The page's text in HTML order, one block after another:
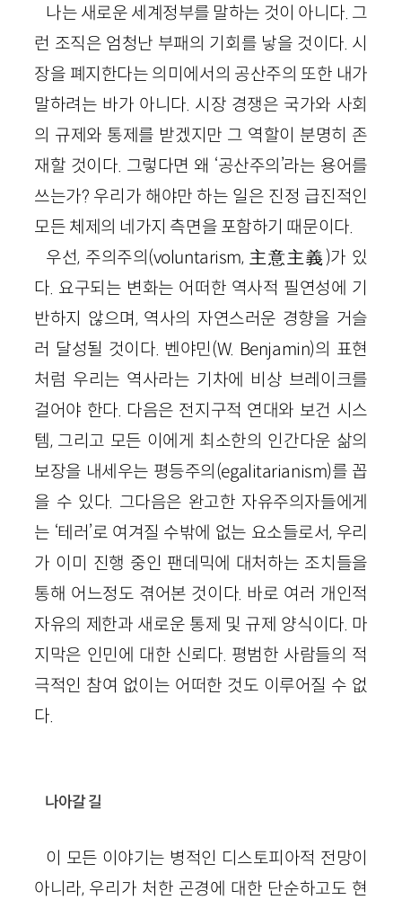
나는 새로운 세계정부를 말하는 것이 아니다. 그
런 조직은 엄청난 부패의 기회를 낳을 것이다. 시
장을 폐지한다는 의미에서의 공산주의 또한 내가
말하려는 바가 아니다. 시장 경쟁은 국가와 사회
의 규제와 통제를 받겠지만 그 역할이 분명히 존
재할 것이다. 그렇다면 왜 ‘공산주의’라는 용어를
쓰는가? 우리가 해야만 하는 일은 진정 급진적인
모든 체제의 네가지 측면을 포함하기 때문이다.
우선, 주의주의(voluntarism, 主意主義)가 있
다. 요구되는 변화는 어떠한 역사적 필연성에 기
반하지 않으며, 역사의 자연스러운 경향을 거슬
러 달성될 것이다. 벤야민(W. Benjamin)의 표현
처럼 우리는 역사라는 기차에 비상 브레이크를
걸어야 한다. 다음은 전지구적 연대와 보건 시스
템, 그리고 모든 이에게 최소한의 인간다운 삶의
보장을 내세우는 평등주의(egalitarianism)를 꼽
을 수 있다. 그다음은 완고한 자유주의자들에게
는 ‘테러’로 여겨질 수밖에 없는 요소들로서, 우리
가 이미 진행 중인 팬데믹에 대처하는 조치들을
통해 어느정도 겪어본 것이다. 바로 여러 개인적
자유의 제한과 새로운 통제 및 규제 양식이다. 마
지막은 인민에 대한 신뢰다. 평범한 사람들의 적
극적인 참여 없이는 어떠한 것도 이루어질 수 없
다.
나아갈 길
이 모든 이야기는 병적인 디스토피아적 전망이
아니라, 우리가 처한 곤경에 대한 단순하고도 현